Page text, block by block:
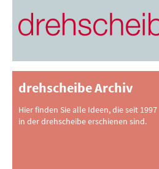
drehscheibe Archiv
Hier finden Sie alle Ideen, die seit 1997
in der drehscheibe erschienen sind.